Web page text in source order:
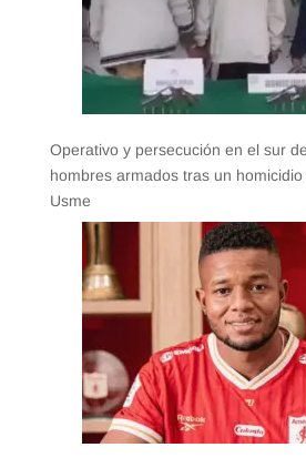
Operativo y persecución en el sur
hombres armados tras un
Usme